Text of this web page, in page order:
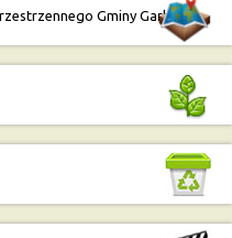
Gminy Garbów